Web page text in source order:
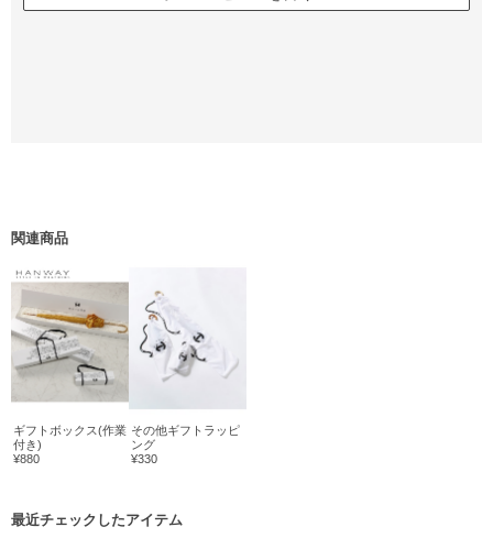
関連商品
ギフトボックス(作業
付き)
¥880
その他ギフトラッピ
ング
¥330
最近チェックしたアイテム